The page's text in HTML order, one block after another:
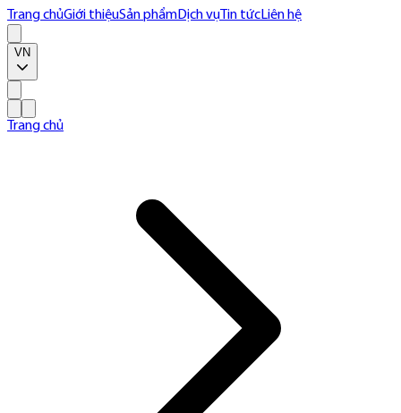
Trang chủGiới thiệuSản phẩmDịch vụ Tin tứcLiên hệ
VN
Trang chủ